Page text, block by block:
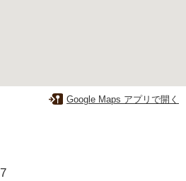
Google Maps アプリで開く